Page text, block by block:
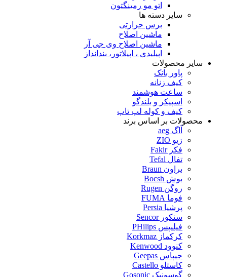
اتو مو رمینگتون
سایر دسته ها
برس حرارتی
ماشین اصلاح
ماشین اصلاح وی جی آر
اپیلیدی ، اپیلاتور، بندانداز
سایر محصولات
پاور بانک
کیف زنانه
ساعت هوشمند
اسپیکر و بلندگو
کیف و کوله لپ تاپ
محصولات بر اساس برند
آاگ aeg
زیو ZIO
فکر Fakir
تفال Tefal
براون Braun
بوش Bocsh
روگن Rugen
فوما FUMA
پرشیا Persia
سنکور Sencor
فیلیپس PHilips
کرکماز Korkmaz
کنوود Kenwood
جیپاس Geepas
کاستلو Castello
گوسونیک Gosonic